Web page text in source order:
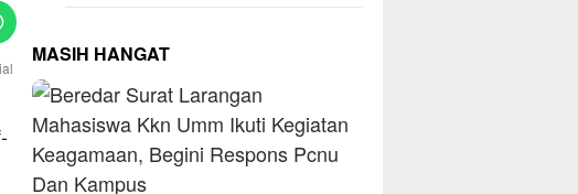
MASIH HANGAT